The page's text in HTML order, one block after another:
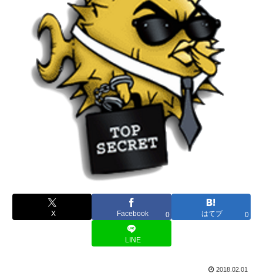
X Facebook 0 はてブ 0
LINE
2018.02.01